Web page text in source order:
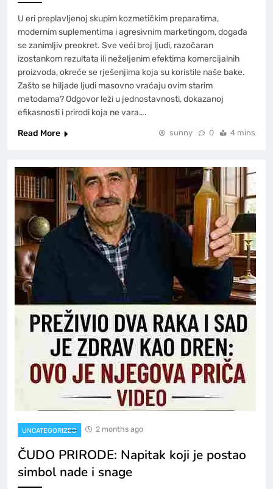
U eri preplavljenoj skupim kozmetičkim preparatima,
modernim suplementima i agresivnim marketingom, događa
se zanimljiv preokret. Sve veći broj ljudi, razočaran
izostankom rezultata ili neželjenim efektima komercijalnih
proizvoda, okreće se rješenjima koja su koristile naše bake.
Zašto se hiljade ljudi masovno vraćaju ovim starim
metodama? Odgovor leži u jednostavnosti, dokazanoj
efikasnosti i prirodi koja ne vara….
Read More
sunny 0 4 mins
UNCATEGORIZED 2 months ago
ČUDO PRIRODE: Napitak koji je postao
simbol nade i snage